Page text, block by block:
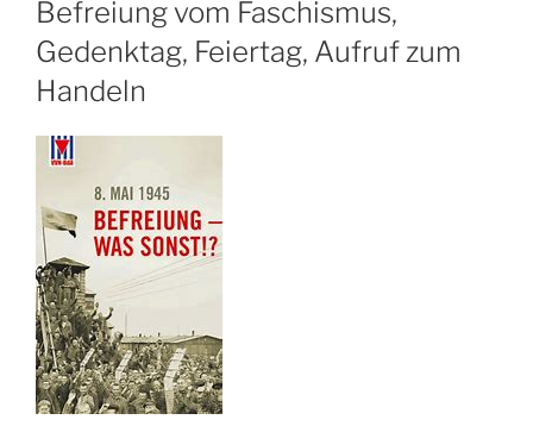
Befreiung vom Faschismus,
Gedenktag, Feiertag, Aufruf zum
Handeln